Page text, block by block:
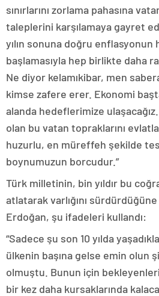
sınırlarını zorlama pahasına
taleplerini karşılamaya gayret
yılın sonuna doğru enflasyonun
başlamasıyla hep birlikte daha
Ne diyor kelamıkibar, men
kimse zafere erer. Ekonomi
alanda hedeflerimize
olan bu vatan topraklarını
huzurlu, en müreffeh şekilde
boynumuzun borcudur.”
Türk milletinin, bin yıldır bu
atlatarak varlığını
Erdoğan, şu ifadeleri kullandı:
“Sadece şu son 10 yılda
ülkenin başına gelse emin olun
olmuştu. Bunun için
bir kez daha kursaklarında